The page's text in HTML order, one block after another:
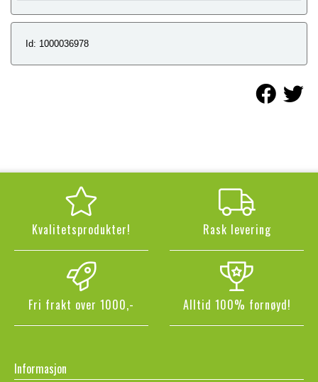
Id: 1000036978
Kvalitetsprodukter! Rask levering
Fri frakt over 1000,- Alltid 100% fornøyd!
Informasjon